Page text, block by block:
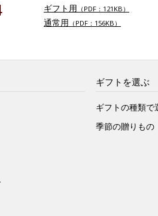
ギフト用 （PDF：121KB）
通常用 （PDF：156KB）
ギフトを選ぶ
ギフトの種類で
季節の贈りもの